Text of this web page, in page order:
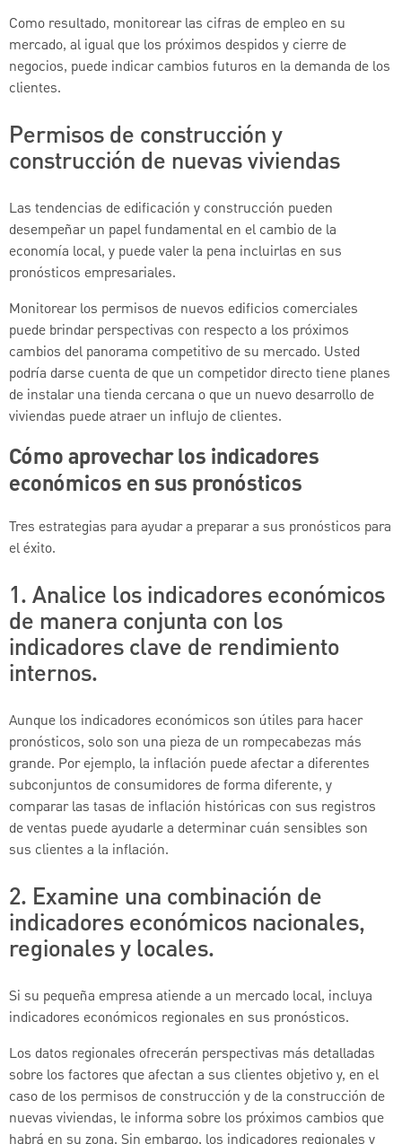
Como resultado, monitorear las cifras de empleo en su
mercado, al igual que los próximos despidos y cierre de
negocios, puede indicar cambios futuros en la demanda de los
clientes.
Permisos de construcción y
construcción de nuevas viviendas
Las tendencias de edificación y construcción pueden
desempeñar un papel fundamental en el cambio de la
economía local, y puede valer la pena incluirlas en sus
pronósticos empresariales.
Monitorear los permisos de nuevos edificios comerciales
puede brindar perspectivas con respecto a los próximos
cambios del panorama competitivo de su mercado. Usted
podría darse cuenta de que un competidor directo tiene planes
de instalar una tienda cercana o que un nuevo desarrollo de
viviendas puede atraer un influjo de clientes.
Cómo aprovechar los indicadores
económicos en sus pronósticos
Tres estrategias para ayudar a preparar a sus pronósticos para
el éxito.
1. Analice los indicadores económicos
de manera conjunta con los
indicadores clave de rendimiento
internos.
Aunque los indicadores económicos son útiles para hacer
pronósticos, solo son una pieza de un rompecabezas más
grande. Por ejemplo, la inflación puede afectar a diferentes
subconjuntos de consumidores de forma diferente, y
comparar las tasas de inflación históricas con sus registros
de ventas puede ayudarle a determinar cuán sensibles son
sus clientes a la inflación.
2. Examine una combinación de
indicadores económicos nacionales,
regionales y locales.
Si su pequeña empresa atiende a un mercado local, incluya
indicadores económicos regionales en sus pronósticos.
Los datos regionales ofrecerán perspectivas más detalladas
sobre los factores que afectan a sus clientes objetivo y, en el
caso de los permisos de construcción y de la construcción de
nuevas viviendas, le informa sobre los próximos cambios que